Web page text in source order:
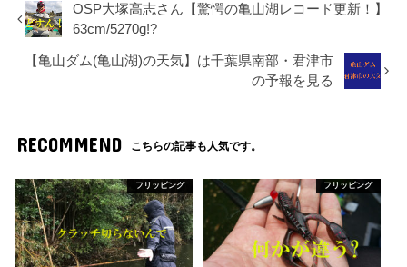
OSP大塚高志さん【驚愕の亀山湖レコード更新！】
63cm/5270g!?
【亀山ダム(亀山湖)の天気】は千葉県南部・君津市
の予報を見る
RECOMMEND こちらの記事も人気です。
フリッピング フリッピング